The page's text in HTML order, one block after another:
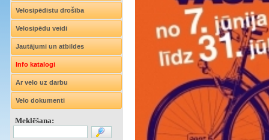
Velosipēdistu drošība
Velosipēdu veidi
Jautājumi un atbildes
Info katalogi
Ar velo uz darbu
Velo dokumenti
Meklēšana: